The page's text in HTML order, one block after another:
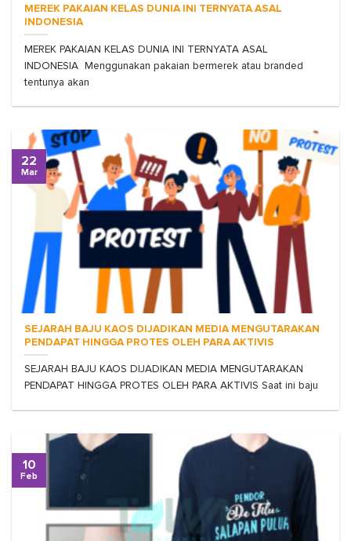
MEREK PAKAIAN KELAS DUNIA INI TERNYATA ASAL
INDONESIA
MEREK PAKAIAN KELAS DUNIA INI TERNYATA ASAL
INDONESIA Menggunakan pakaian bermerek atau branded
tentunya akan
SEJARAH BAJU KAOS DIJADIKAN MEDIA MENGUTARAKAN
PENDAPAT HINGGA PROTES OLEH PARA AKTIVIS
SEJARAH BAJU KAOS DIJADIKAN MEDIA MENGUTARAKAN
PENDAPAT HINGGA PROTES OLEH PARA AKTIVIS Saat ini baju
22
Mar
10
Feb